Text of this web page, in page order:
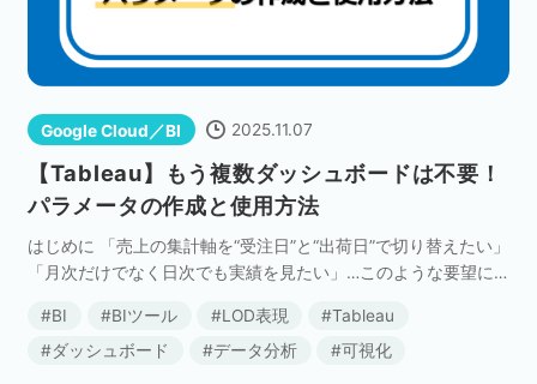
Google Cloud／BI 2025.11.07
【Tableau】もう複数ダッシュボードは不要！
パラメータの作成と使用方法
はじめに 「売上の集計軸を“受注日”と“出荷日”で切り替えたい」
「月次だけでなく日次でも実績を見たい」…このような要望に
ないでしょうか？ 分析の切り口が少し違うだけ […]
BI BIツール LOD表現
Tableau
ダッシュボード
データ分析 可視化